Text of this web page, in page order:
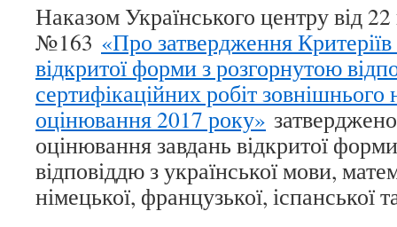
Наказом Українського центру від
№163 «Про затвердження
відкритої форми з розгорнутою
сертифікаційних робіт зовнішнього
оцінювання 2017 року»
оцінювання завдань відкритої
відповіддю з української мови,
німецької, французької, іспанської